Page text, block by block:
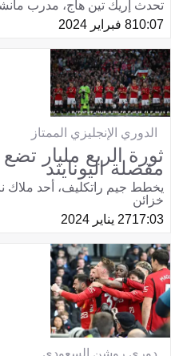
تحدث إريك تين هاج، مدرب
10:078 فبراير 2024
الدوري الإنجليزي الممتاز
ثورة الربع مليار
مقصلة اليونايتد
يخطط جيم راتكليف، أحد ملاك
خزائن
17:0327 يناير 2024
دوري روشن السعودي